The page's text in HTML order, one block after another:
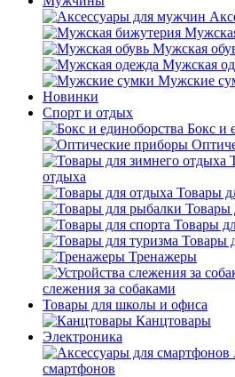
Мужская
Мужская
Мужские
Новинки
Спорт и отдых
Бокс и
отдыха
Товары
Товары
Товары
Товары
Тренажеры
слежения за собаками
Товары для школы и офиса
Канцтовары
Электроника
смартфонов